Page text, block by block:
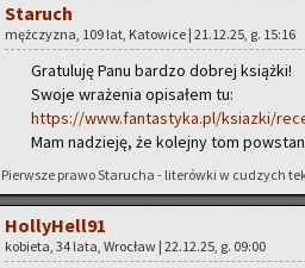
Sta­ruch
męż­czy­zna, 109 lat, Ka­to­wi­ce | 21.12.25, g. 15:16
Gra­tu­lu­ję Panu bar­dzo do­brej książ­ki!
Swoje wra­że­nia opi­sa­łem tu:
https://www.fantastyka.pl/ksiazki/
Mam na­dzie­ję, że ko­lej­ny tom
Pierw­sze prawo Sta­ru­cha - li­te­rów­ki w cu­dzych
Hol­ly­Hel­l91
ko­bie­ta, 34 lata, Wro­cław | 22.12.25, g. 09:00